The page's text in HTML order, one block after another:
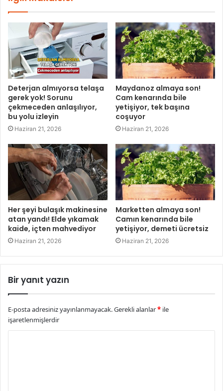
Deterjan almıyorsa telaşa
gerek yok! Sorunu
çekmeceden anlaşılıyor,
bu yolu izleyin
Haziran 21, 2026
Maydanoz almaya son!
Cam kenarında bile
yetişiyor, tek başına
coşuyor
Haziran 21, 2026
Her şeyi bulaşık makinesine
atan yandı! Elde yıkamak
kaide, içten mahvediyor
Haziran 21, 2026
Marketten almaya son!
Camın kenarında bile
yetişiyor, demeti ücretsiz
Haziran 21, 2026
Bir yanıt yazın
E-posta adresiniz yayınlanmayacak.Gerekli alanlar* ile
işaretlenmişlerdir